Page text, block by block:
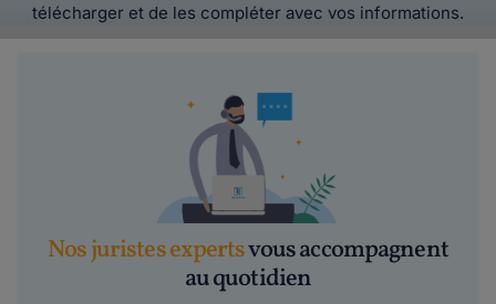
télécharger et de les compléter avec vos informations.
Nos juristes expertsvous accompagnent
au quotidien